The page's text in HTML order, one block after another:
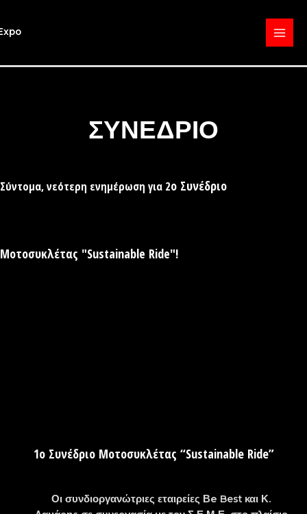
περιεχόμενο
MAIN
MENU
ΣΥΝΕΔΡΙΟ
Σύντομα, νεότερη ενημέρωση για 2ο Συνέδριο
Μοτοσυκλέτας "Sustainable Ride"!
1ο Συνέδριο Μοτοσυκλέτας “Sustainable Ride”
Οι συνδιοργανώτριες εταιρείες Βe Best και Κ.